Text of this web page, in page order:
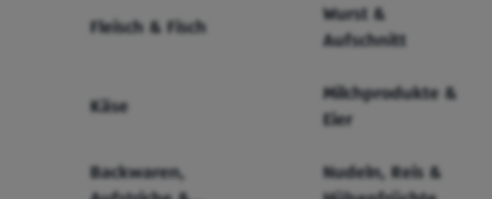
Fleisch & Fisch
Wurst &
Aufschnitt
Käse
Milchprodukte &
Eier
Backwaren,
Nudeln, Reis &